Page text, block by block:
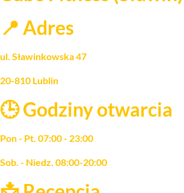
📍 Adres
ul. Sławinkowska 47
20-810 Lublin
🕒 Godziny otwarcia
Pon - Pt. 07:00 - 23:00
Sob. - Niedz. 08:00-20:00